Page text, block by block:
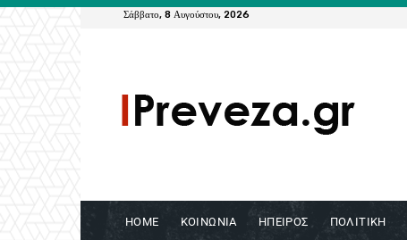
Σάββατο, 8 Αυγούστου, 2026
HOME ΚΟΙΝΩΝΊΑ ΉΠΕΙΡΟΣ ΠΟΛΙΤΙΚΉ